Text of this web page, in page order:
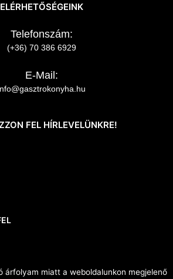
ELÉRHETŐSÉGEINK
Telefonszám:
(+36) 70 386 6929
E-Mail:
FEL HÍRLEVELÜNKRE!
árfolyam miatt a weboldalunkon megjelenő